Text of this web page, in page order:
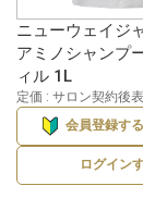
ニューウェイジ
アミノシャンプ
ィル 1L
定価 : サロン契約後
会員登録す
ログイン